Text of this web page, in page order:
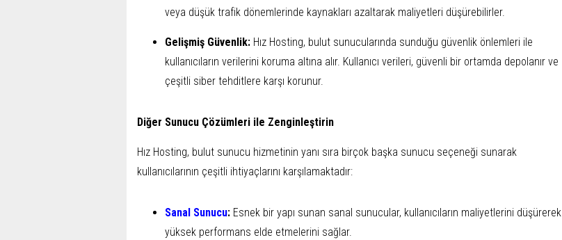
veya düşük trafik dönemlerinde kaynakları azaltarak maliyetleri düşürebilirler.
Gelişmiş Güvenlik: Hız Hosting, bulut sunucularında sunduğu güvenlik önlemleri ile
kullanıcıların verilerini koruma altına alır. Kullanıcı verileri, güvenli bir ortamda depolanır ve
çeşitli siber tehditlere karşı korunur.
Diğer Sunucu Çözümleri ile Zenginleştirin
Hız Hosting, bulut sunucu hizmetinin yanı sıra birçok başka sunucu seçeneği sunarak
kullanıcılarının çeşitli ihtiyaçlarını karşılamaktadır:
Sanal Sunucu: Esnek bir yapı sunan sanal sunucular, kullanıcıların maliyetlerini düşürerek
yüksek performans elde etmelerini sağlar.